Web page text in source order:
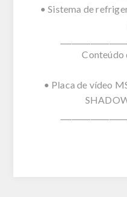
• Sistema de
Conteúdo
• Placa de vídeo